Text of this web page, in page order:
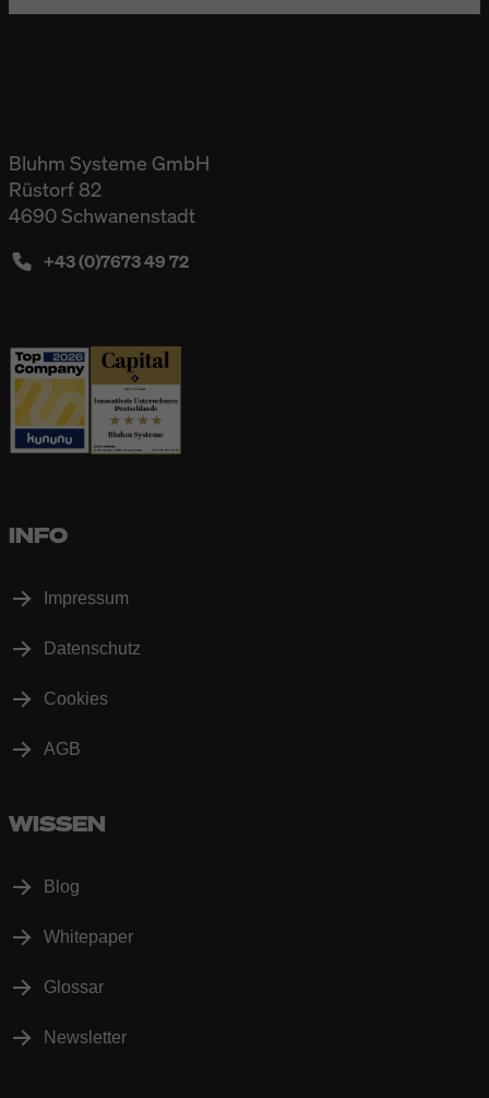
Bluhm Systeme GmbH
Rüstorf 82
4690 Schwanenstadt
+43 (0)7673 49 72
INFO
Impressum
Datenschutz
Cookies
AGB
WISSEN
Blog
Whitepaper
Glossar
Newsletter